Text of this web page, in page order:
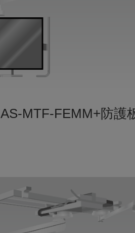
AS-MTF-FEMM+防護